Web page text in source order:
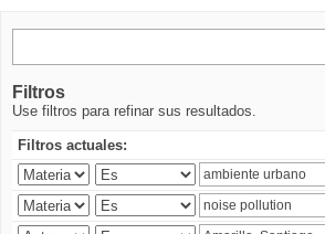
Filtros
Use filtros para refinar sus resultados.
Filtros actuales: